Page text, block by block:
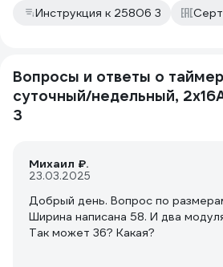
Инструкция к 25806 3
Вопросы и ответы о
суточный/недельный,
3
Михаил ₽.
23.03.2025
Добрый день. Вопрос по
Ширина написана 58. И два
Так может 36? Какая?